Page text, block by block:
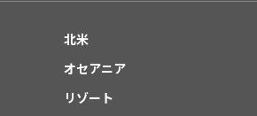
北米
オセアニア
リゾート